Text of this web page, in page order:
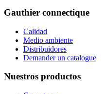
Gauthier connectique
Calidad
Medio ambiente
Distribuidores
Demander un catalogue
Nuestros productos